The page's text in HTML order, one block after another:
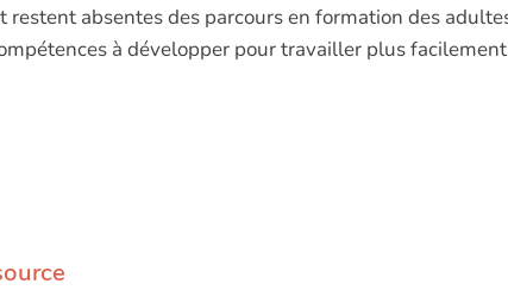
absentes des parcours en formation des
à développer pour travailler plus